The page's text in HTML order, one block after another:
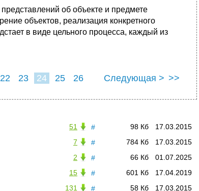
об объекте и предмете
объектов, реализация конкретного
в виде цельного процесса, каждый из
22 23 24 25 26 Следующая > >>
# 17.03.2015
98 Кб
51
#
17.03.2015
784 Кб
7
#
01.07.2025
66 Кб
2
#
17.04.2019
601 Кб
15
#
17.03.2015
58 Кб
131